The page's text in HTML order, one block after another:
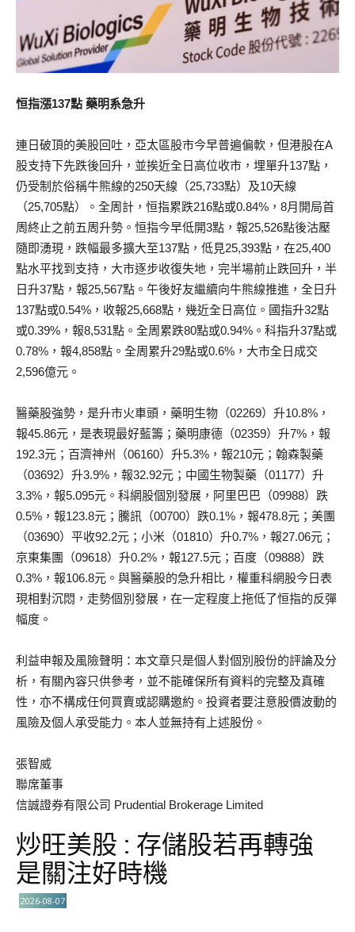
恒指漲137點 藥明系急升
連日破頂的美股回吐，亞太區股市今早普遍偏軟，但港股在A
股支持下先跌後回升，並挨近全日高位收市，埋單升137點，
仍受制於俗稱牛熊線的250天線（25,733點）及10天線
（25,705點）。全周計，恒指累跌216點或0.84%，8月開局首
周終止之前五周升勢。恒指今早低開3點，報25,526點後沽壓
隨即湧現，跌幅最多擴大至137點，低見25,393點，在25,400
點水平找到支持，大市逐步收復失地，完半場前止跌回升，半
日升37點，報25,567點。午後好友繼續向牛熊線推進，全日升
137點或0.54%，收報25,668點，幾近全日高位。國指升32點
或0.39%，報8,531點。全周累跌80點或0.94%。科指升37點或
0.78%，報4,858點。全周累升29點或0.6%，大市全日成交
2,596億元。
醫藥股強勢，是升市火車頭，藥明生物（02269）升10.8%，
報45.86元，是表現最好藍籌；藥明康德（02359）升7%，報
192.3元；百濟神州（06160）升5.3%，報210元；翰森製藥
（03692）升3.9%，報32.92元；中國生物製藥（01177）升
3.3%，報5.095元。科網股個別發展，阿里巴巴（09988）跌
0.5%，報123.8元；騰訊（00700）跌0.1%，報478.8元；美團
（03690）平收92.2元；小米（01810）升0.7%，報27.06元；
京東集團（09618）升0.2%，報127.5元；百度（09888）跌
0.3%，報106.8元。與醫藥股的急升相比，權重科網股今日表
現相對沉悶，走勢個別發展，在一定程度上拖低了恒指的反彈
幅度。
利益申報及風險聲明：本文章只是個人對個別股份的評論及分
析，有關內容只供參考，並不能確保所有資料的完整及真確
性，亦不構成任何買賣或認購邀約。投資者要注意股價波動的
風險及個人承受能力。本人並無持有上述股份。
張智威
聯席董事
信誠證券有限公司 Prudential Brokerage Limited
炒旺美股 : 存儲股若再轉強
是關注好時機
2026-08-07